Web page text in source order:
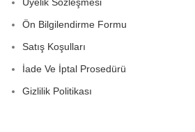
Ön Bilgilendirme Formu
Satış Koşulları
İade Ve İptal Prosedürü
Gizlilik Politikası